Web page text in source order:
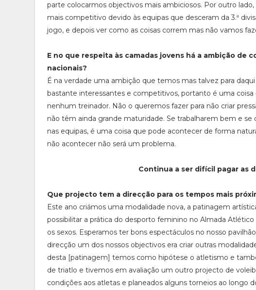
parte colocarmos objectivos mais ambiciosos. Por outro
mais competitivo devido às equipas que desceram da 3.ª
jogo, e depois ver como as coisas correm mas não vamos
E no que respeita às camadas jovens há a ambição de
nacionais?
É na verdade uma ambição que temos mas talvez para
bastante interessantes e competitivos, portanto é uma
nenhum treinador. Não o queremos fazer para não criar
não têm ainda grande maturidade. Se trabalharem bem e
nas equipas, é uma coisa que pode acontecer de forma
não acontecer não será um problema.
Continua a ser difícil pagar as
Que projecto tem a direcção para os tempos mais
Este ano criámos uma modalidade nova, a patinagem
possibilitar a prática do desporto feminino no Almada
os sexos. Esperamos ter bons espectáculos no nosso
direcção um dos nossos objectivos era criar outras
desta [patinagem] temos como hipótese o atletismo e
de triatlo e tivemos em avaliação um outro projecto de
condições aos atletas e planeados alguns torneios ao longo